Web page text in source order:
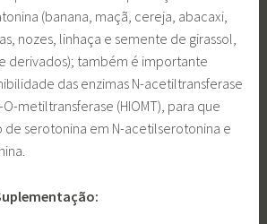
(banana, maçã, cereja, abacaxi,
nozes, linhaça e semente de girassol,
derivados); também é importante
das enzimas N-acetiltransferase
metiltransferase (HIOMT), para que
de serotonina em N-acetilserotonina e